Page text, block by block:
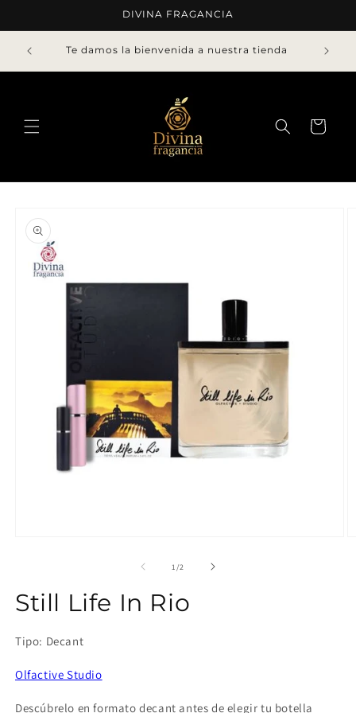
al contenido
DIVINA FRAGANCIA
Te damos la bienvenida a nuestra tienda
Carrito
a la
información
del producto
una
ventana
1 /de2
Still Life In Rio
Tipo: Decant
Olfactive Studio
Descúbrelo en formato decant antes de elegir tu botella